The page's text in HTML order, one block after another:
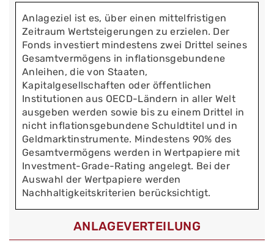
Anlageziel ist es, über einen mittelfristigen
Zeitraum Wertsteigerungen zu erzielen. Der
Fonds investiert mindestens zwei Drittel seines
Gesamtvermögens in inflationsgebundene
Anleihen, die von Staaten,
Kapitalgesellschaften oder öffentlichen
Institutionen aus OECD-Ländern in aller Welt
ausgeben werden sowie bis zu einem Drittel in
nicht inflationsgebundene Schuldtitel und in
Geldmarktinstrumente. Mindestens 90% des
Gesamtvermögens werden in Wertpapiere mit
Investment-Grade-Rating angelegt. Bei der
Auswahl der Wertpapiere werden
Nachhaltigkeitskriterien berücksichtigt.
ANLAGEVERTEILUNG